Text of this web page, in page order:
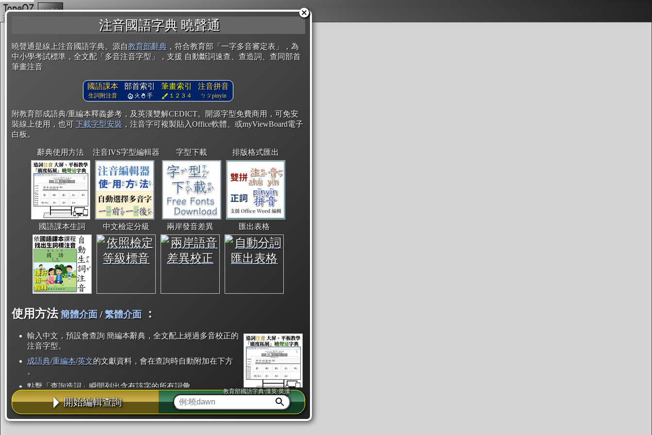
注音國語字典 曉聲通
曉聲通是線上注音國語字典。源自教育部辭典 ，符合教育部「一字多音審定表」，為
中小學考試標準，全文配「多音注音字型」，支援 自動斷詞速查、查造詞、查同部首
筆畫注音
國語課本
生詞附注音
部首索引
火 手
筆畫索引
１２３４
注音拼音
ㄅㄆpinyin
附教育部成語典/重編本釋義參考，及英漢雙解CEDICT。開源字型免費商用，可免安
裝線上使用，也可 下載字型安裝 ，注音字可複製貼入Office軟體、或myViewBoard電子
白板。
辭典使用方法 注音IVS字型編輯器 字型下載 排版格式匯出
國語課本生詞 中文檢定分級 兩岸發音差異 匯出表格
使用方法 簡體介面/繁體介面 ：
輸入中文，預設會查詢 簡編本辭典，全文配上經過多音校正的
注音字型。
成語典/重編本/英文的文獻資料，會在查詢時自動附加在下方
。
點擊「查詢造詞」瞬間列出含有該字的所有詞彙。
點「部首」瞬間列出所有「同部首字」。也支援查詢「同注音」或「同筆畫」。
辭典解釋的全文都經過自動斷詞，點擊便可瞬間「連續查詢」此字詞的解釋，不
用手動重複輸入。
開始編輯查詢
教育部國語字典·漢英·英漢
複製